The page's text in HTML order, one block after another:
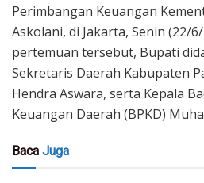
Perimbangan Keuangan
Askolani, di Jakarta, Senin (22/
pertemuan tersebut, Bupati
Sekretaris Daerah Kabupaten
Hendra Aswara, serta Kepala
Keuangan Daerah (BPKD)
Baca Juga